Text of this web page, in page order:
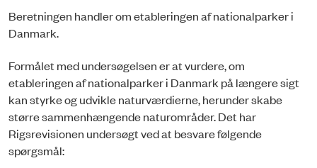
Beretningen handler om etableringen af nationalparker i
Danmark.
Formålet med undersøgelsen er at vurdere, om
etableringen af nationalparker i Danmark på længere sigt
kan styrke og udvikle naturværdierne, herunder skabe
større sammenhængende naturområder. Det har
Rigsrevisionen undersøgt ved at besvare følgende
spørgsmål: